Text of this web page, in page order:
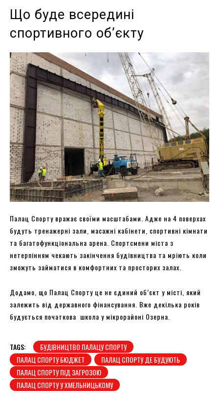
Що буде всередині
спортивного об’єкту
Палац Спорту вражає своїми масштабами. Адже на 4 поверхах
будуть тренажерні зали, масажні кабінети, спортивні кімнати
та багатофункціональна арена. Спортсмени міста з
нетерпінням чекають закінчення будівництва та мріють коли
зможуть займатися в комфортних та просторих залах.
Додамо, що Палац Спорту це не єдиний об’єкт у місті, який
залежить від державного фінансування. Вже декілька років
будується початкова школа у мікрорайоні Озерна.
TAGS:
БУДІВНИЦТВО ПАЛАЦУ СПОРТУ
ПАЛАЦ СПОРТУ БЮДЖЕТ
ПАЛАЦ СПОРТУ ДЕ БУДУЮТЬ
ПАЛАЦ СПОРТУ ПІД ЗАГРОЗОЮ
ПАЛАЦ СПОРТУ У ХМЕЛЬНИЦЬКОМУ